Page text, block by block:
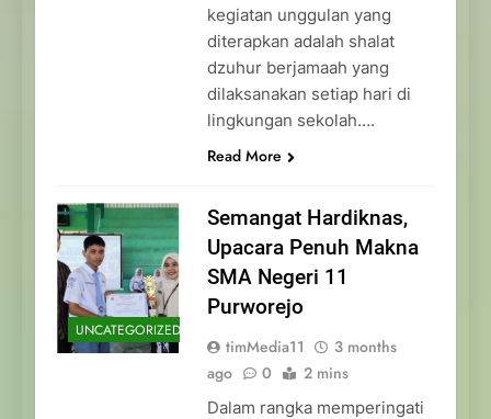
kegiatan unggulan yang
diterapkan adalah shalat
dzuhur berjamaah yang
dilaksanakan setiap hari di
lingkungan sekolah….
Read More
UNCATEGORIZED
Semangat Hardiknas,
Upacara Penuh Makna
SMA Negeri 11
Purworejo
timMedia11
3 months
ago
0 2 mins
Dalam rangka memperingati